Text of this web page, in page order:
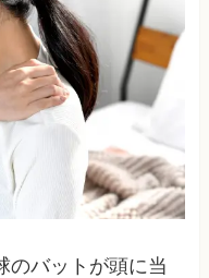
のバットが頭に当